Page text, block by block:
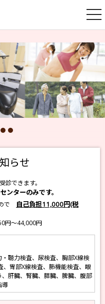
らせ
受診できます。
ンターのみです。
で
自己負担11,000円(税
円～44,000円
聴力検査、尿検査、胸部X線検
胃部X線検査、肺機能検査、眼
肝臓、腎臓、膵臓、脾臓、腹部
導